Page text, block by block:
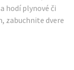
hodí plynové či
zabuchnite dvere